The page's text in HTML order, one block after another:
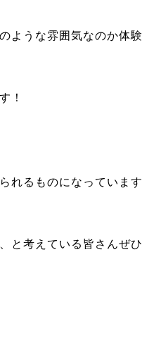
ような雰囲気なのか体験
！
れるものになっています
と考えている皆さんぜひ